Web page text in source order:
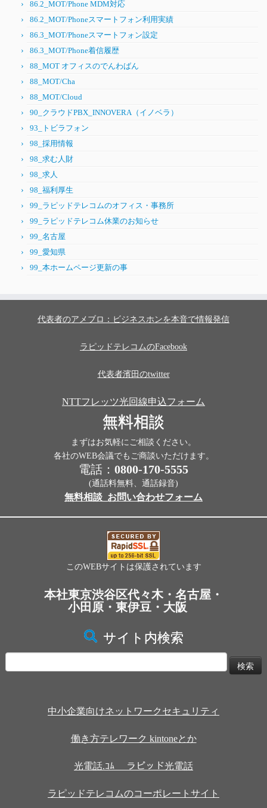
86.2_MOT/Phone MDM対応
86.2_MOT/Phoneスマートフォン利用実績
86.3_MOT/Phoneスマートフォン設定
86.3_MOT/Phone着信履歴
88_MOT オフィスのでんわばん
88_MOT/Cha
88_MOT/Cloud
90_クラウドPBX_INNOVERA（イノベラ）
93_トビラフォン
98_採用情報
98_求む人財
98_求人
98_福利厚生
99_ラピッドテレコムのオフィス・事務所
99_ラピッドテレコム休業のお知らせ
99_名古屋
99_愛知県
99_本ホームページ更新の事
代表者のアメブロ：ビジネスホンを本音で情報発信
ラピッドテレコムのFacebook
代表者濱田のtwitter
NTTフレッツ光回線申込フォーム
無料相談
まずはお気軽にご相談ください。
各社のWEB会議でもご商談いただけます。
電話： 0800-170-5555
(通話料無料、通話録音)
無料相談_お問い合わせフォーム
このWEBサイトは保護されています
本社東京渋谷区代々木・名古屋・
小田原・東伊豆・大阪
サイト内検索
索:
中小企業向けネットワークセキュリティ
働き方テレワーク kintoneとか
光電話.ｺﾑ ラピッド光電話
ラピッドテレコムのコーポレートサイト